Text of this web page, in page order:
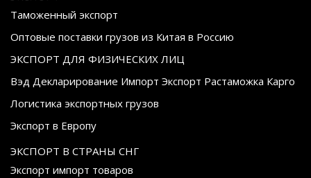
Таможенный экспорт
Оптовые поставки грузов из Китая в Россию
ЭКСПОРТ ДЛЯ ФИЗИЧЕСКИХ ЛИЦ
Вэд Декларирование Импорт Экспорт Растаможка Карго
Логистика экспортных грузов
Экспорт в Европу
ЭКСПОРТ В СТРАНЫ СНГ
Экспорт импорт товаров